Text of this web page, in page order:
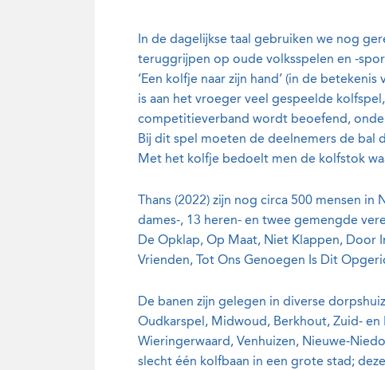
In de dagelijkse taal gebruiken we nog
teruggrijpen op oude volksspelen en -
‘Een kolfje naar zijn hand’ (in de
is aan het vroeger veel gespeelde
competitieverband wordt beoefend,
Bij dit spel moeten de deelnemers de bal
Met het kolfje bedoelt men de kolfstok
Thans (2022) zijn nog circa 500 mensen
dames-, 13 heren- en twee gemengde
De Opklap, Op Maat, Niet Klappen, Door
Vrienden, Tot Ons Genoegen Is Dit
De banen zijn gelegen in diverse
Oudkarspel, Midwoud, Berkhout, Zuid-
Wieringerwaard, Venhuizen, Nieuwe-
slecht één kolfbaan in een grote stad;